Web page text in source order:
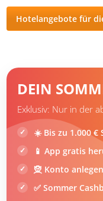
Hotelangebote für
DEIN
Exklusiv: Nur in der
☀️ Bis zu 1.000 €
📱 App gratis
🧝 Konto
✅ Sommer